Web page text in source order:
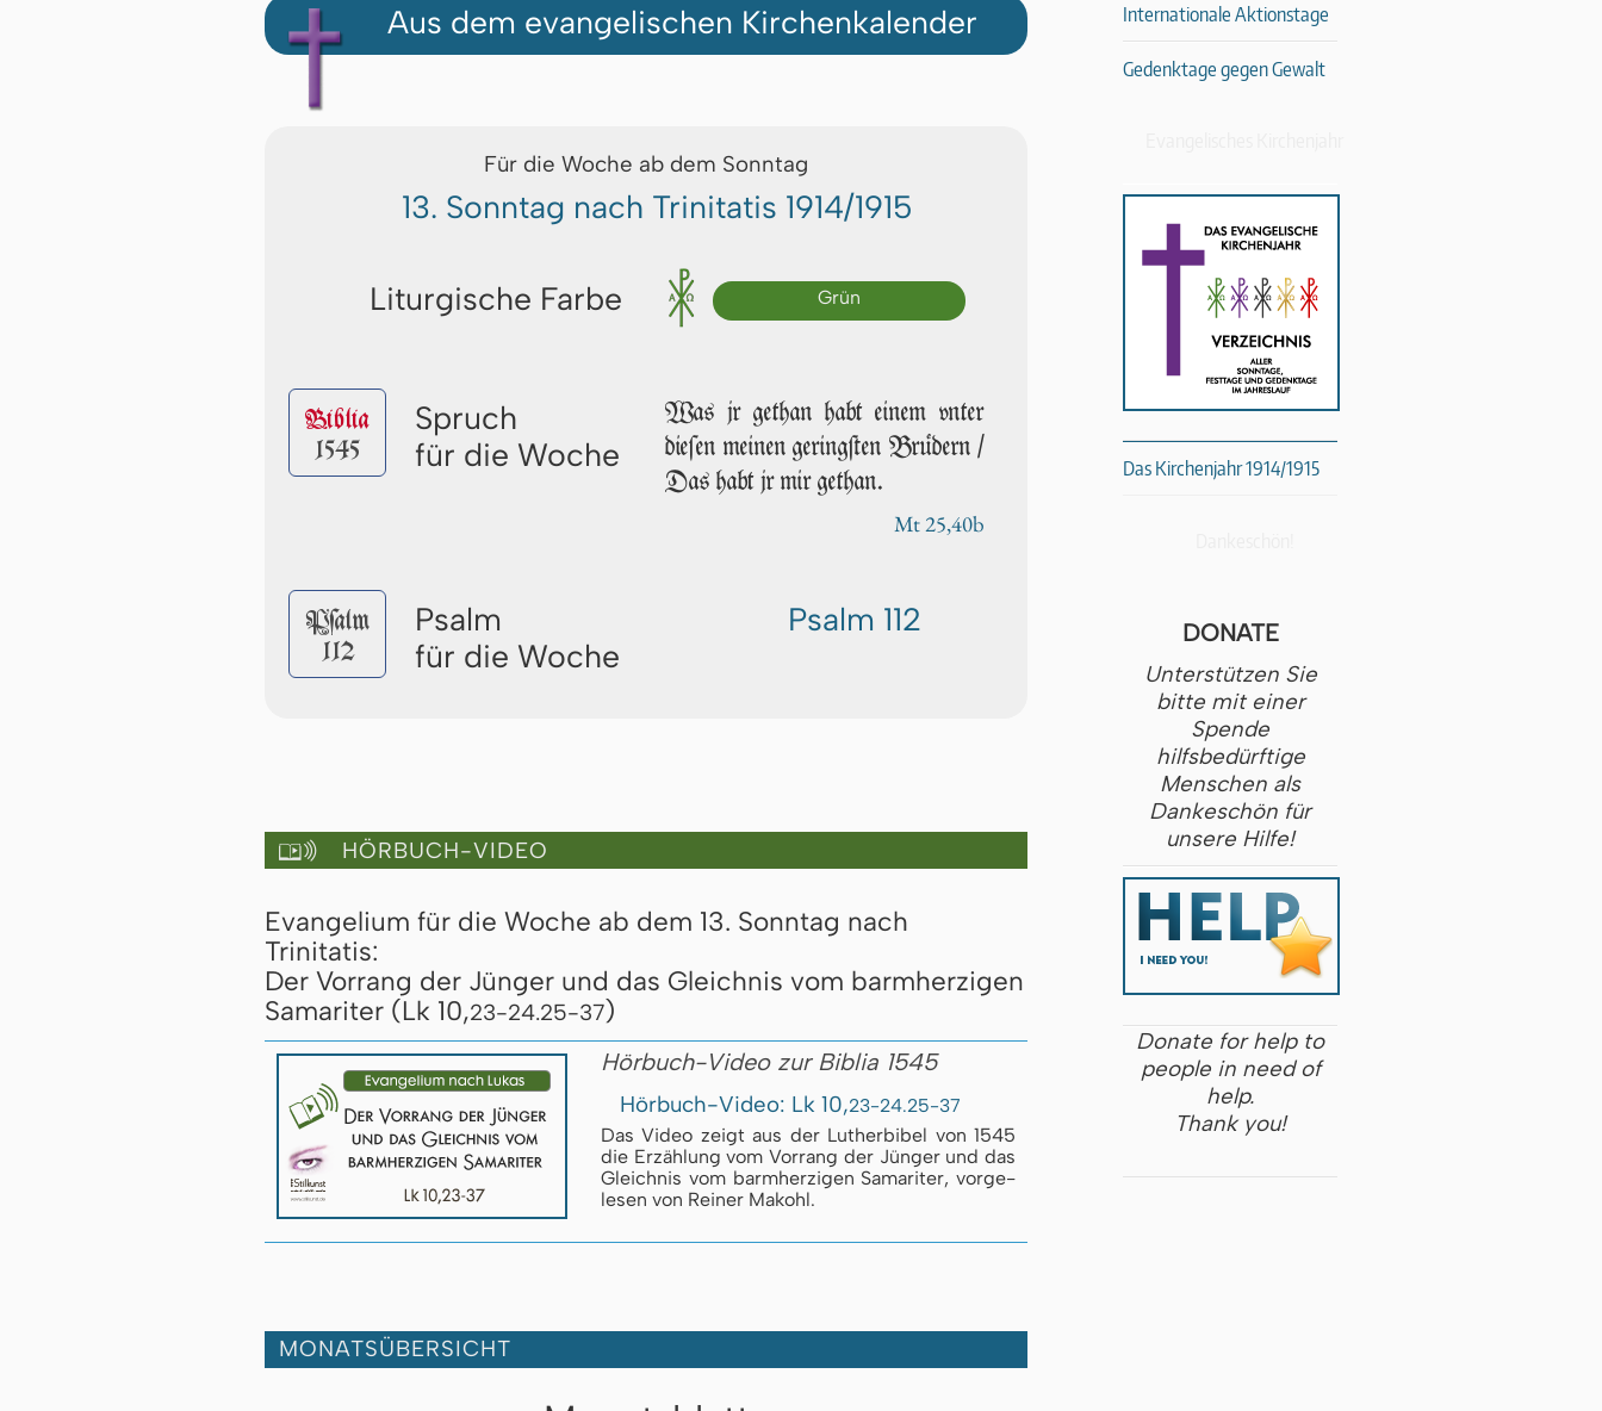
Aus dem evangelischen Kirchenkalender
Für die Woche ab dem Sonntag
13. Sonntag nach Trinitatis 1914/1915
Liturgische Farbe Grün
Biblia
1545
Spruch
für die Woche
Was jr ge­than habt einem vn­ter
die­ſen mei­nen geringſten Brüdern /
Das habt jr mir ge­than.
Mt 25,40b
Pſalm
112
Psalm
für die Woche
Psalm 112
 HÖRBUCH-VIDEO
Evangelium für die Woche ab dem 13. Sonntag nach
Trinitatis:
Der Vorrang der Jünger und das Gleichnis vom barmherzigen
Samariter (Lk 10,23-24.25-37)
Hörbuch-Video zur Biblia 1545
Hörbuch-Video: Lk 10,23-24.25-37
Das Video zeigt aus der Luther­bi­bel von 1545
die Er­zäh­lung vom Vor­rang der Jün­ger und das
Gleich­nis vom barm­her­zi­gen Sa­ma­ri­ter, vor­ge­
le­sen von Reiner Makohl.
MONATSÜBERSICHT
Internationale Aktionstage
Gedenktage gegen Gewalt
Das Kirchenjahr 1914/1915
DONATE
Unterstützen Sie
bitte mit einer
Spende
hilfsbedürftige
Menschen als
Dankeschön für
unsere Hilfe!
Donate for help to
people in need of
help.
Thank you!